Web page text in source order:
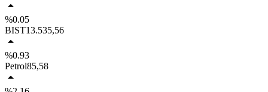
%0.05
BIST13.535,56
%0.93
Petrol85,58